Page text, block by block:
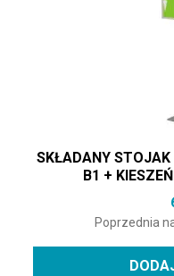
SKŁADANY
B1 +
Poprzednia